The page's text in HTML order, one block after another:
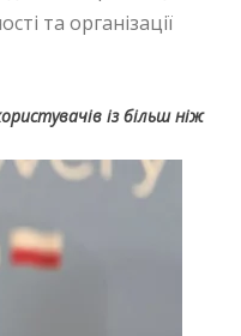
та організації
із більш ніж